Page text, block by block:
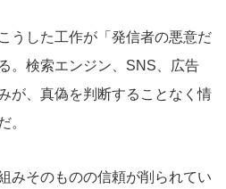
うした工作が「発信者の悪意だ
。検索エンジン、SNS、広告
が、真偽を判断することなく情
。
みそのものの信頼が削られてい